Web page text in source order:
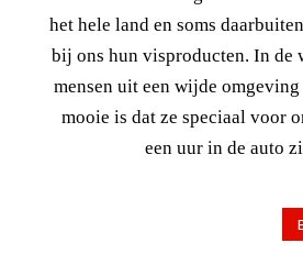
het hele land en soms
bij ons hun visproducten. In de
mensen uit een wijde
mooie is dat ze speciaal voor
een uur in de auto